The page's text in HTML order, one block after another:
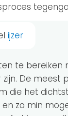
ijzer
te bereiken
De meest
die het
en zo min